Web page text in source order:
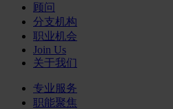
顾问
分支机构
职业机会
Join Us
关于我们
专业服务
职能聚焦